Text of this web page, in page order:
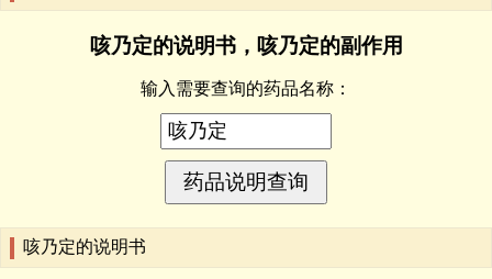
咳乃定的说明书，咳乃定的副作用
输入需要查询的药品名称：
咳乃定的说明书